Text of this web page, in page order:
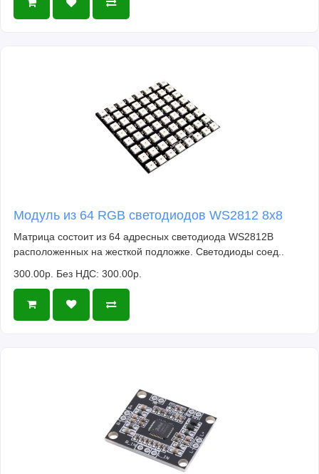
Модуль из 64 RGB светодиодов WS2812 8x8
Матрица состоит из 64 адресных светодиода WS2812B
расположенных на жесткой подложке. Светодиоды соед..
300.00р. Без НДС: 300.00р.